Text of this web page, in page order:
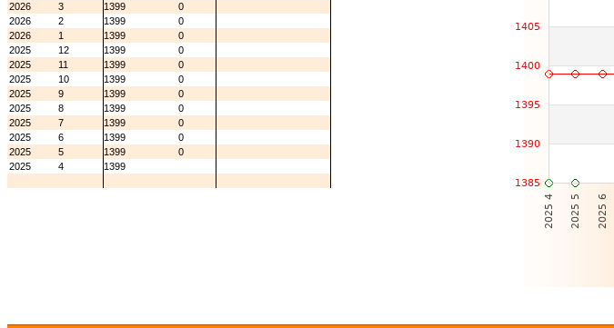
2026
3 1399
0
2026
2 1399
0
2026
1 1399
0
2025
12 1399
0
2025
11 1399
0
2025
10 1399
0
2025
9 1399
0
2025
8 1399
0
2025
7 1399
0
2025
6 1399
0
2025
5 1399
0
2025
4 1399